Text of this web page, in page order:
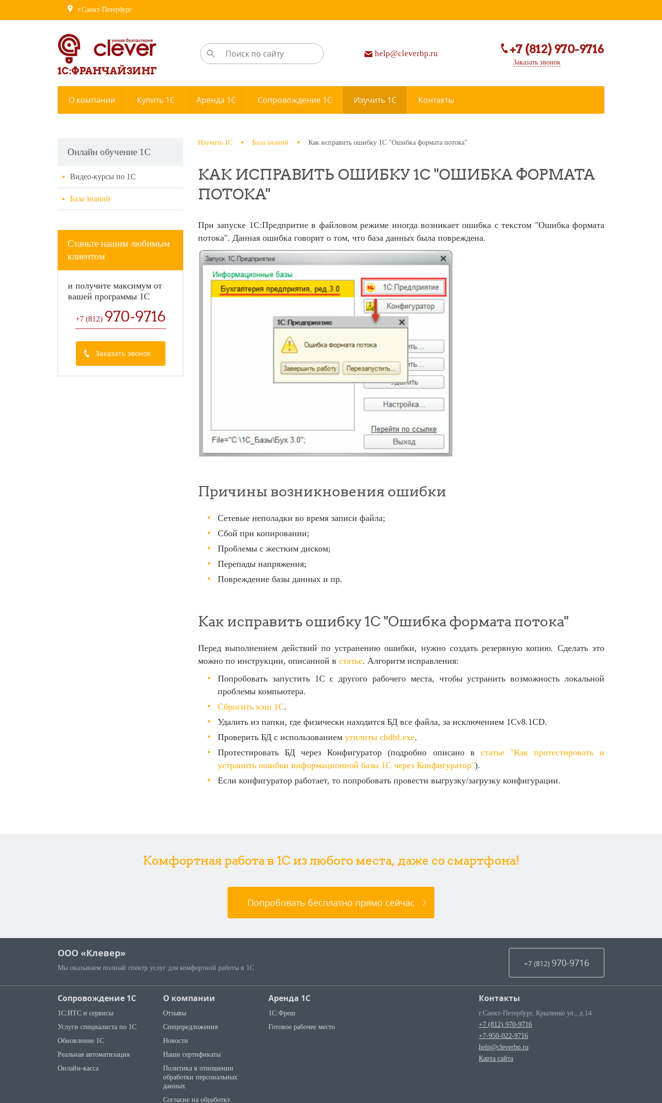
г.Санкт-Петербург
1С:ФРАНЧАЙЗИНГ
help@cleverbp.ru +7 (812) 970-9716
Заказать звонок
О компании Купить 1С Аренда 1С Сопровождение 1С Изучить 1С Контакты
Онлайн обучение 1С
Видео-курсы по 1С
База знаний
Станьте нашим любимым
клиентом
и получите максимум от
вашей программы 1С
+7 (812) 970-9716
Заказать звонок
Изучить 1С База знаний Как исправить ошибку 1С "Ошибка формата потока"
КАК ИСПРАВИТЬ ОШИБКУ 1С "ОШИБКА ФОРМАТА
ПОТОКА"
При запуске 1С:Предпритие в файловом режиме иногда возникает ошибка с текстом "Ошибка формата
потока". Данная ошибка говорит о том, что база данных была повреждена.
Причины возникновения ошибки
Сетевые неполадки во время записи файла;
Сбой при копировании;
Проблемы с жестким диском;
Перепады напряжения;
Повреждение базы данных и пр.
Как исправить ошибку 1С "Ошибка формата потока"
Перед выполнением действий по устранению ошибки, нужно создать резервную копию. Сделать это
можно по инструкции, описанной в статье. Алгоритм исправления:
Попробовать запустить 1С с другого рабочего места, чтобы устранить возможность локальной
проблемы компьютера.
Сбросить кэш 1С.
Удалить из папки, где физически находится БД все файла, за исключением 1Cv8.1CD.
Проверить БД с использованием утилиты chdbf.exe.
Протестировать БД через Конфигуратор (подробно описано в статье "Как протестировать и
устранить ошибки информационной базы 1C через Конфигуратор").
Если конфигуратор работает, то попробовать провести выгрузку/загрузку конфигурации.
Комфортная работа в 1С из любого места, даже со смартфона!
Попробовать бесплатно прямо сейчас
ООО «Клевер»
Мы оказываем полный спектр услуг для комфортной работы в 1С +7 (812) 970-9716
Сопровождение 1С
1С:ИТС и сервисы
Услуги специалиста по 1С
Обновление 1С
Реальная автоматизация
Онлайн-касса
О компании
Отзывы
Спецпредложения
Новости
Наши сертификаты
Политика в отношении
обработки персональных
данных
Согласие на обработку
Аренда 1С
1С:Фреш
Готовое рабочее место
Контакты
г.Санкт-Петербург, Крыленко ул., д.14
+7 (812) 970-9716
+7-950-022-9716
help@cleverbp.ru
Карта сайта